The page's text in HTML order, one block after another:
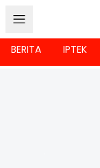
BERITA IPTEK